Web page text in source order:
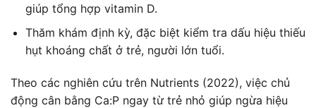
giúp tổng hợp vitamin D.
Thăm khám định kỳ, đặc biệt kiểm tra dấu hiệu thiếu
hụt khoáng chất ở trẻ, người lớn tuổi.
Theo các nghiên cứu trên Nutrients (2022), việc chủ
động cân bằng Ca:P ngay từ trẻ nhỏ giúp ngừa hiệu